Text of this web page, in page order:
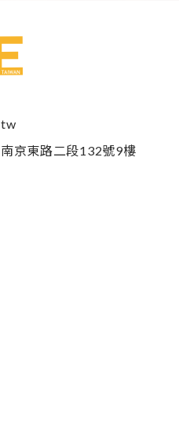
京東路二段132號9樓